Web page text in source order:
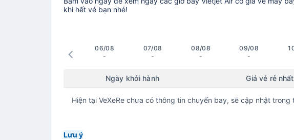
khi hết vé bạn nhé!
06/08
-
07/08
-
08/08
-
09/08
-
Ngày khởi hành Giá vé rẻ nhất
Hiện tại VeXeRe chưa có thông tin chuyến bay, sẽ cập nhật trong
Lưu ý